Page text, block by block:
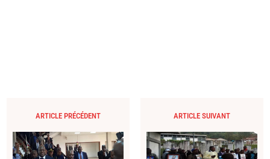
ARTICLE PRÉCÉDENT ARTICLE SUIVANT